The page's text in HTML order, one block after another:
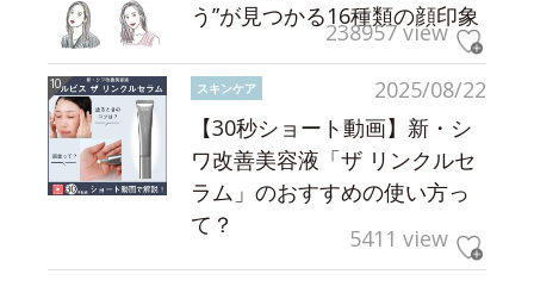
う”が見つかる16種類の顔印象
238957 view
2025/08/22
スキンケア
【30秒ショート動画】新・シ
ワ改善美容液「ザ リンクルセ
ラム」のおすすめの使い方っ
て？
5411 view